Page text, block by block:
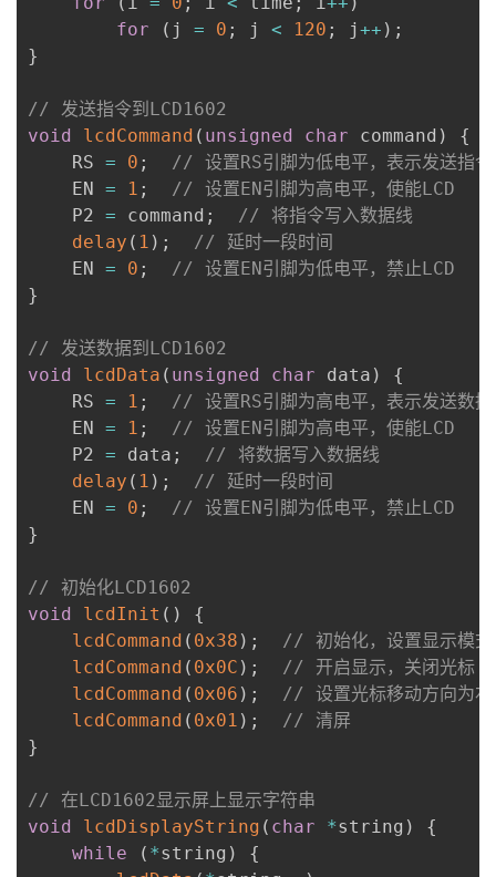
for
( j = 0 ; j < 120 ; j ++ ) ;
}
// 发送指令到LCD1602
void
lcdCommand ( unsigned char command )
{
    RS
= 0 ;
// 设置RS引脚为低电平，表示发送指令
    EN
= 1 ;
// 设置EN引脚为高电平，使能LCD
    P2
= command ;
// 将指令写入数据线
delay ( 1 ) ;
// 延时一段时间
    EN
= 0 ;
// 设置EN引脚为低电平，禁止LCD
}
// 发送数据到LCD1602
void
lcdData ( unsigned char data )
{
    RS
= 1 ;
// 设置RS引脚为高电平，表示发送数据
    EN
= 1 ;
// 设置EN引脚为高电平，使能LCD
    P2
= data ;
// 将数据写入数据线
delay ( 1 ) ;
// 延时一段时间
    EN
= 0 ;
// 设置EN引脚为低电平，禁止LCD
}
// 初始化LCD1602
void
lcdInit ( )
{
lcdCommand ( 0x38 ) ;
// 初始化，设置显示模式
lcdCommand ( 0x0C ) ;
// 开启显示，关闭光标
lcdCommand ( 0x06 ) ;
// 设置光标移动方向为右
lcdCommand ( 0x01 ) ;
// 清屏
}
// 在LCD1602显示屏上显示字符串
void
lcdDisplayString ( char *string )
{
while
( *string )
{